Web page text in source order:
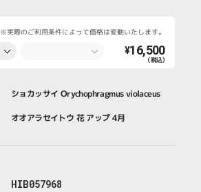
※実際のご利用条件によって価格は変動いたします。
¥16,500
（税込）
ショカッサイ Orychophragmus violaceus
オオアラセイトウ 花 アップ 4月
HIB057968